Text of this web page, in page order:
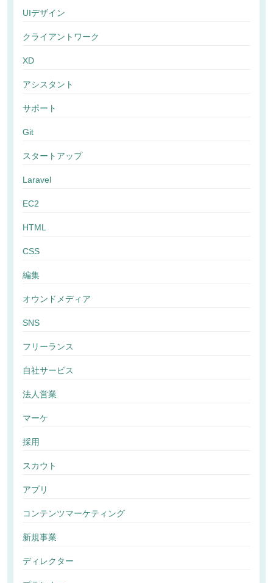
UIデザイン
クライアントワーク
XD
アシスタント
サポート
Git
スタートアップ
Laravel
EC2
HTML
CSS
編集
オウンドメディア
SNS
フリーランス
自社サービス
法人営業
マーケ
採用
スカウト
アプリ
コンテンツマーケティング
新規事業
ディレクター